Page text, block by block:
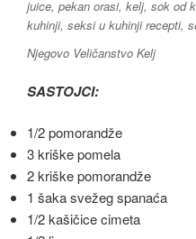
Njegovo Veličanstvo Kelj
SASTOJCI:
1/2 pomorandže
3 kriške pomela
2 kriške pomorandže
1 šaka svežeg spanaća
1/2 kašičice cimeta